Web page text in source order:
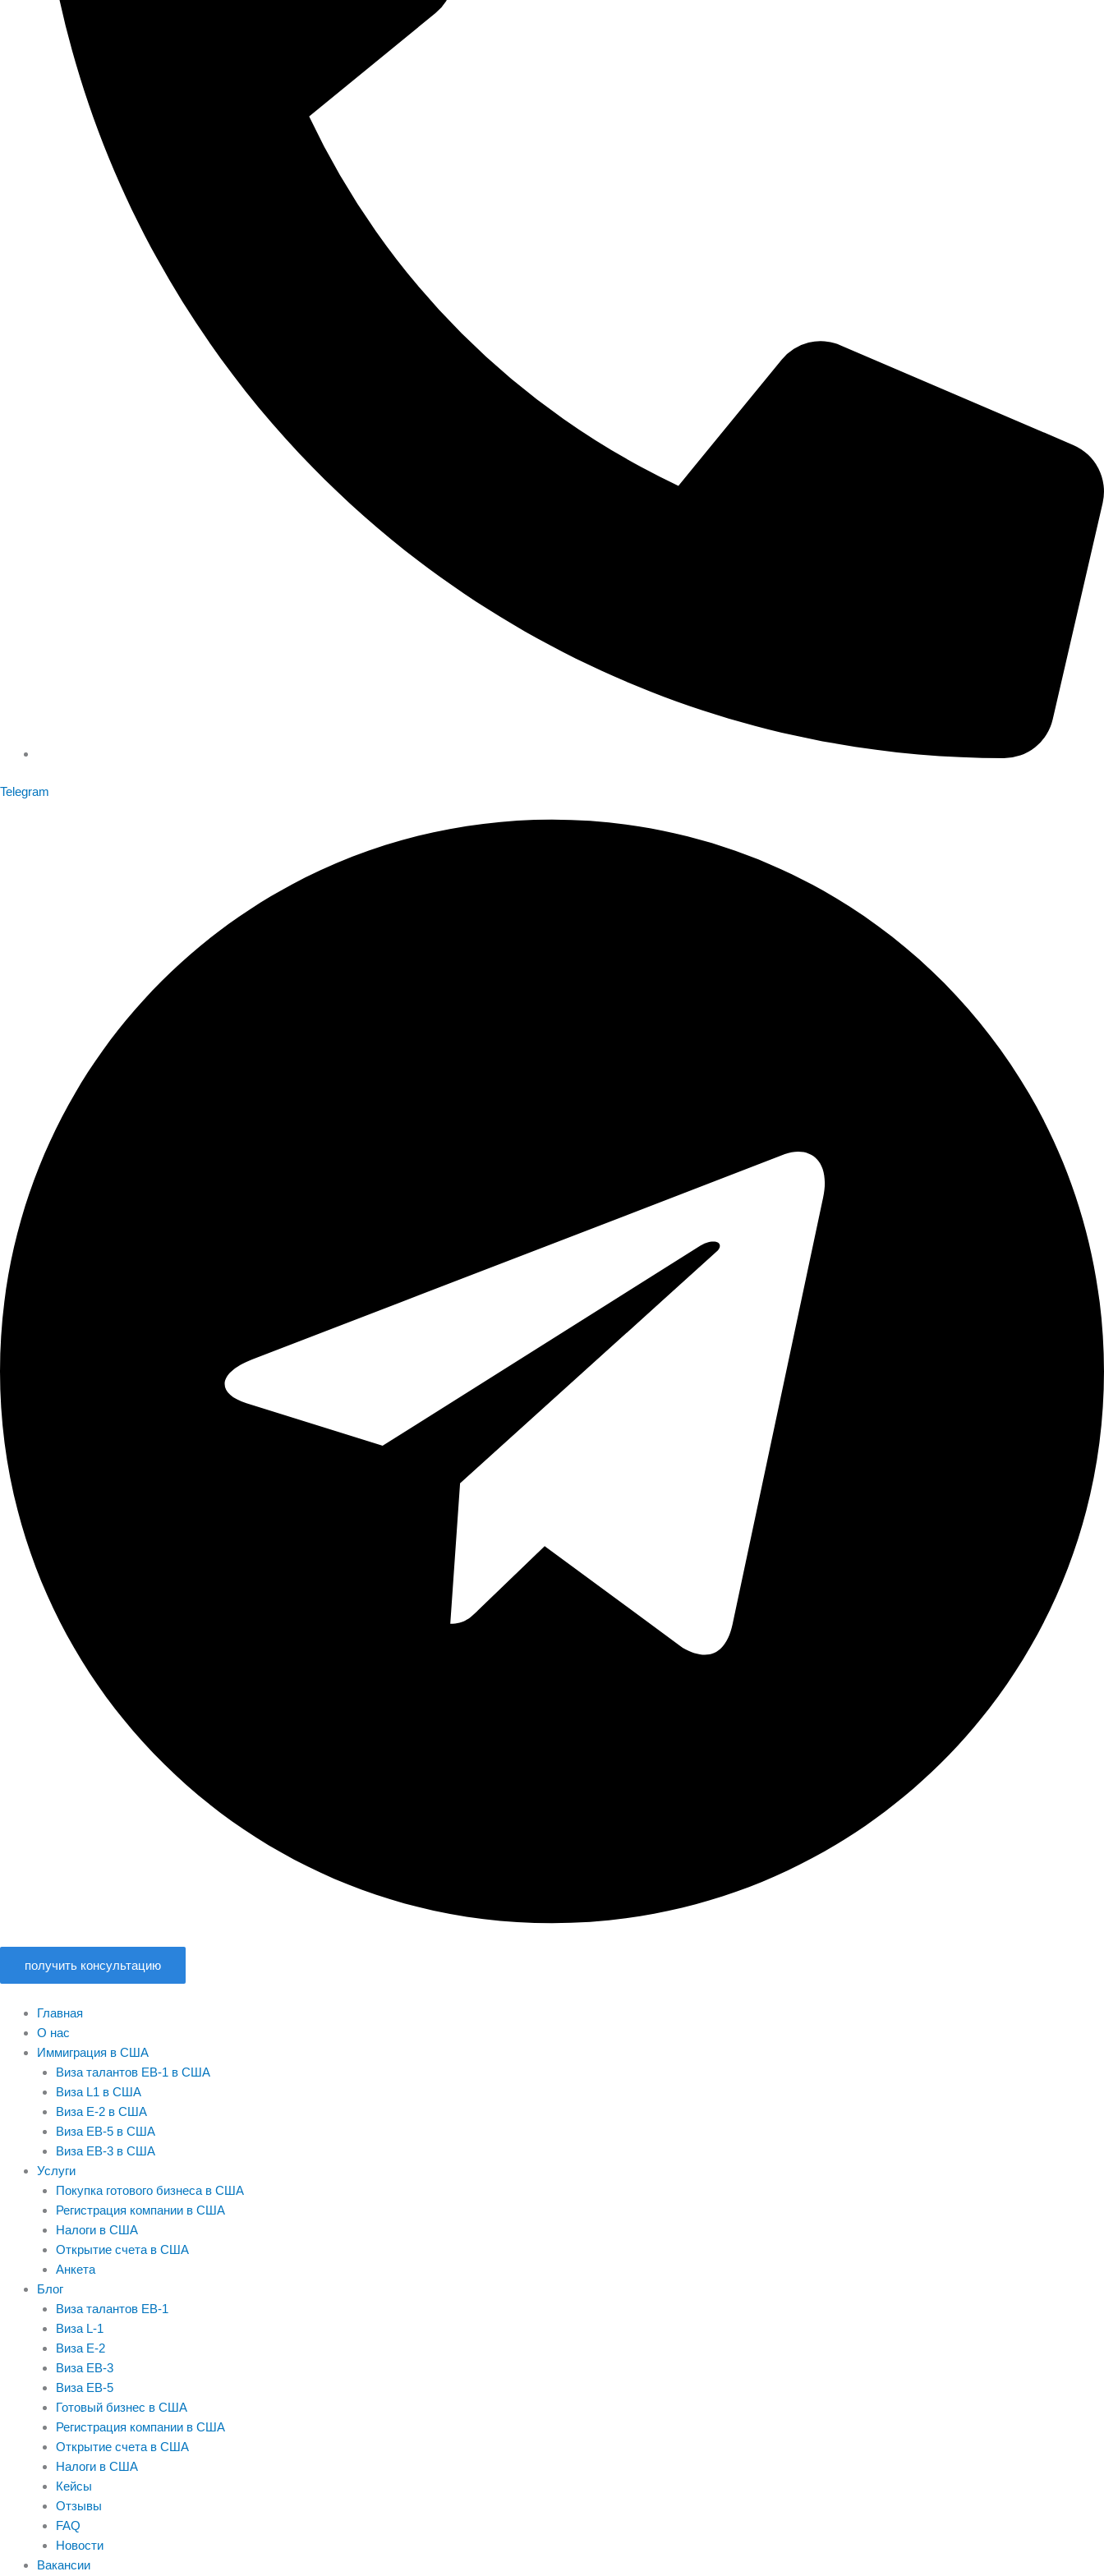
Telegram
получить консультацию
Главная
О нас
Иммиграция в США
Виза талантов EB-1 в США
Виза L1 в США
Виза E-2 в США
Виза EB-5 в США
Виза EB-3 в США
Услуги
Покупка готового бизнеса в США
Регистрация компании в США
Налоги в США
Открытие счета в США
Анкета
Блог
Виза талантов EB-1
Виза L-1
Виза E-2
Виза EB-3
Виза EB-5
Готовый бизнес в США
Регистрация компании в США
Открытие счета в США
Налоги в США
Кейсы
Отзывы
FAQ
Новости
Вакансии